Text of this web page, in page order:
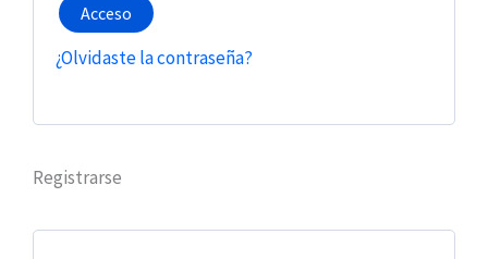
Acceso
¿Olvidaste la contraseña?
Registrarse